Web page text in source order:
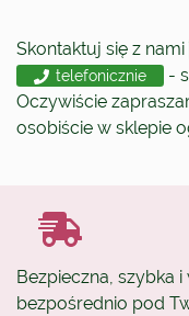
Skontaktuj się z nami
telefonicznie
-
Oczywiście
osobiście w sklepie
Bezpieczna, szybka
bezpośrednio pod